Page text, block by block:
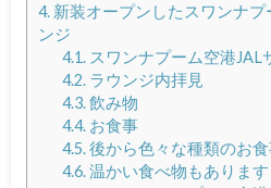
4.新装オープンしたスワンナプ
ンジ
4.1.スワンナプーム空港JAL
4.2.ラウンジ内拝見
4.3.飲み物
4.4.お食事
4.5.後から色々な種類のお
4.6.温かい食べ物もあります